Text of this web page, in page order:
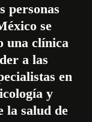
personas
se
una clínica
a las
en
y
la salud de